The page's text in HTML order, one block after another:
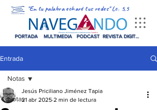
"En tu palabra echaré tus redes" Lc. 5,5
PORTADA MULTIMEDIA PODCAST REVISTA DIGITAL
Entrada
Notas
Notas
Jesús Priciliano Jiménez Tapia
21 abr 2025 2 min de lectura